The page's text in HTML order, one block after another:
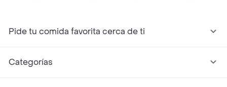
Pide tu comida favorita cerca de ti
Categorías